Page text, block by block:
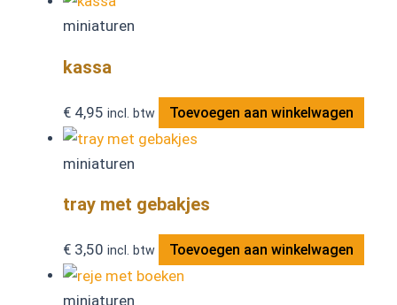
miniaturen
kassa
€ 4,95 incl. btw Toevoegen aan winkelwagen
miniaturen
tray met gebakjes
€ 3,50 incl. btw Toevoegen aan winkelwagen
miniaturen